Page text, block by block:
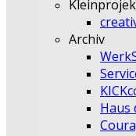
Archiv
Haus